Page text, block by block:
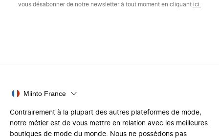
vous désabonner de notre newsletter à tout moment en cliquant ici.
Miinto France
Contrairement à la plupart des autres plateformes de mode,
notre métier est de vous mettre en relation avec les meilleures
boutiques de mode du monde. Nous ne possédons pas